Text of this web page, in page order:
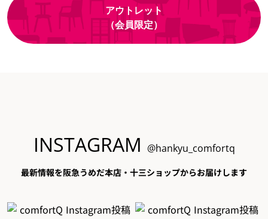
アウトレット
（会員限定）
INSTAGRAM @hankyu_comfortq
最新情報を阪急うめだ本店・十三ショップからお届けします